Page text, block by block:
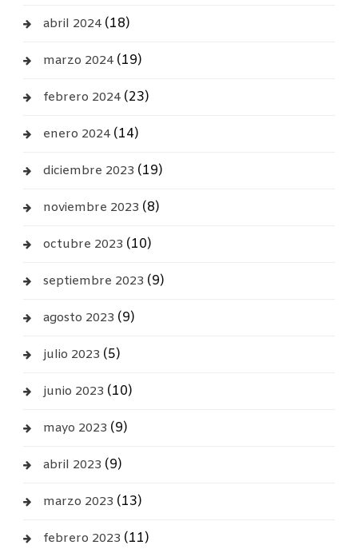
abril 2024(18)
marzo 2024(19)
febrero 2024(23)
enero 2024(14)
diciembre 2023 (19)
noviembre 2023 (8)
octubre 2023 (10)
septiembre 2023 (9)
agosto 2023 (9)
julio 2023 (5)
junio 2023 (10)
mayo 2023 (9)
abril 2023 (9)
marzo 2023 (13)
febrero 2023 (11)